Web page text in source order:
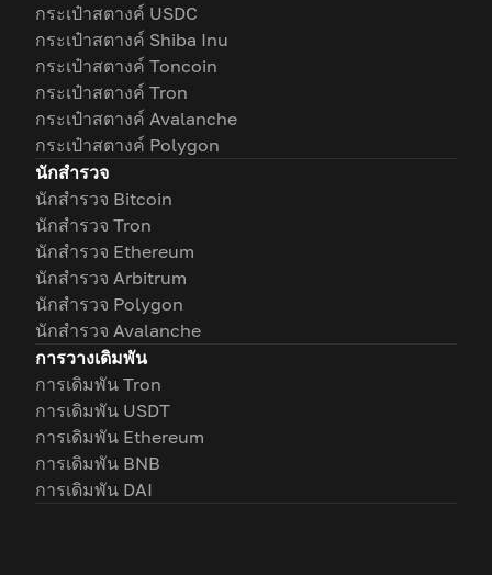
กระเป๋าสตางค์ USDC
กระเป๋าสตางค์ Shiba Inu
กระเป๋าสตางค์ Toncoin
กระเป๋าสตางค์ Tron
กระเป๋าสตางค์ Avalanche
กระเป๋าสตางค์ Polygon
นักสำรวจ
นักสำรวจ Bitcoin
นักสำรวจ Tron
นักสำรวจ Ethereum
นักสำรวจ Arbitrum
นักสำรวจ Polygon
นักสำรวจ Avalanche
การวางเดิมพัน
การเดิมพัน Tron
การเดิมพัน USDT
การเดิมพัน Ethereum
การเดิมพัน BNB
การเดิมพัน DAI